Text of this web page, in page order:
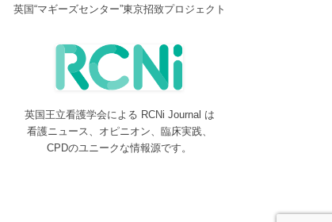
て、分類を追加しました。各一覧の右側の「カテゴ
脳神経外科関連論文をエキスパートが海外誌から厳
選し日本語で紹介するNeurosurgery Summaryを公
2016/08/08
間脳下垂体を中心とした論文をエキスパートが海外
誌から厳選し日本語で紹介するPituitary Summaryを
英国“マギーズセンター”東京招致プロジェクト
英国王立看護学会による RCNi Journal は
看護ニュース、オピニオン、臨床実践、
CPDのユニークな情報源です。